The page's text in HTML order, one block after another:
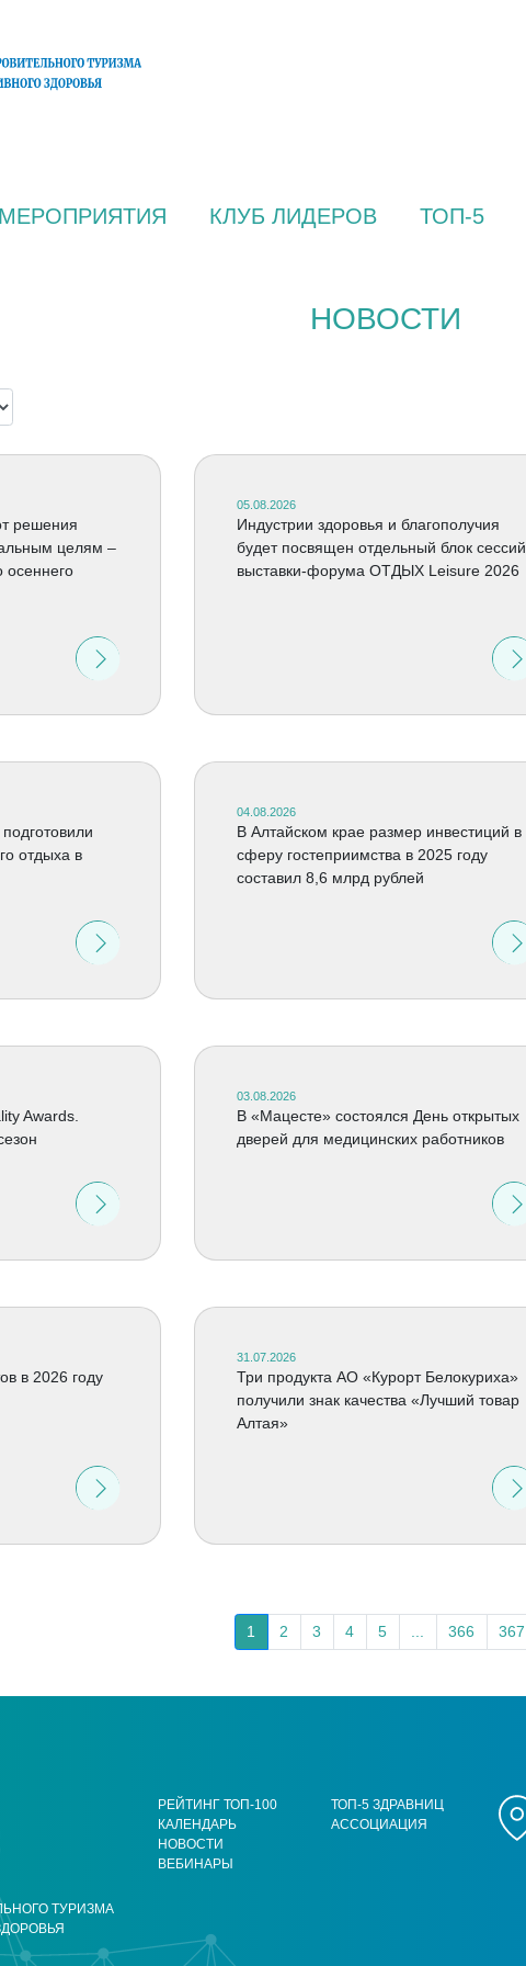
МЕРОПРИЯТИЯ КЛУБ ЛИДЕРОВ ТОП-5
НОВОСТИ
решения
целям –
осеннего
05.08.2026
Индустрии здоровья и благополучия
будет посвящен отдельный блок сессий
выставки-форума ОТДЫХ Leisure 2026
отдыха в
04.08.2026
В Алтайском крае размер инвестиций в
сферу гостеприимства в 2025 году
составил 8,6 млрд рублей
Awards.
03.08.2026
В «Мацесте» состоялся День открытых
дверей для медицинских работников
в 2026 году
31.07.2026
Три продукта АО «Курорт Белокуриха»
получили знак качества «Лучший товар
Алтая»
1 2 3 4 5 366 367
ТУРИЗМА
РЕЙТИНГ ТОП-100
КАЛЕНДАРЬ
НОВОСТИ
ВЕБИНАРЫ
ТОП-5 ЗДРАВНИЦ
АССОЦИАЦИЯ